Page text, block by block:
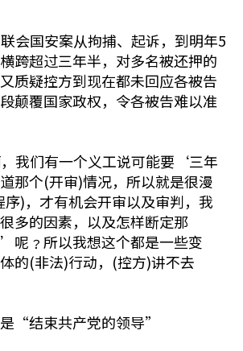
会国安案从拘捕、起诉，到明年5
跨超过三年半，对多名被还押的
质疑控方到现在都未回应各被告
颠覆国家政权，令各被告难以准
我们有一个义工说可能要‘三年
那个(开审)情况，所以就是很漫
)，才有机会开审以及审判，我
多的因素，以及怎样断定那
﹖所以我想这个都是一些变
的(非法)行动，(控方)讲不去
“结束共产党的领导”